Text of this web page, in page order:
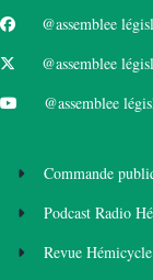
@assemblee
@assemblee
@assemblee
Commande
Podcast Radio
Revue Hémicycle